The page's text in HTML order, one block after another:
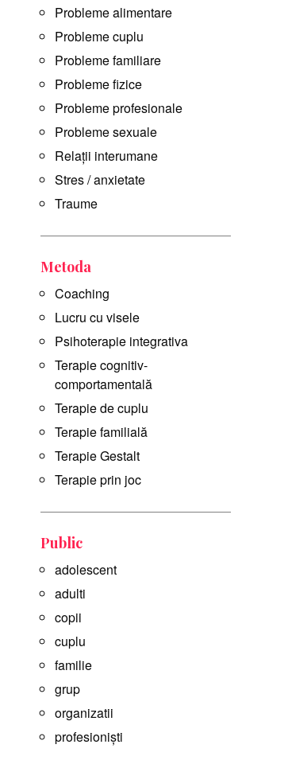
Probleme alimentare
Probleme cuplu
Probleme familiare
Probleme fizice
Probleme profesionale
Probleme sexuale
Relații interumane
Stres / anxietate
Traume
Metoda
Coaching
Lucru cu visele
Psihoterapie integrativa
Terapie cognitiv-
comportamentală
Terapie de cuplu
Terapie familială
Terapie Gestalt
Terapie prin joc
Public
adolescent
adulti
copii
cuplu
familie
grup
organizatii
profesioniști